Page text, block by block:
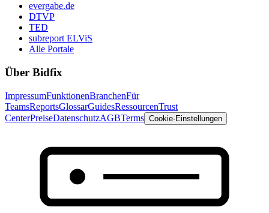
evergabe.de
DTVP
TED
subreport ELViS
Alle Portale
Über Bidfix
ImpressumFunktionenBranchenFür
TeamsReportsGlossarGuidesRessourcenTrust
CenterPreiseDatenschutzAGBTerms Cookie-Einstellungen